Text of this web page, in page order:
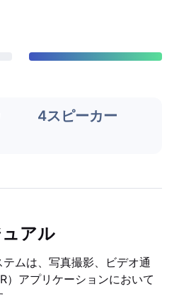
4スピーカー
アル
ムは、写真撮影、ビデオ通
）アプリケーションにおいて